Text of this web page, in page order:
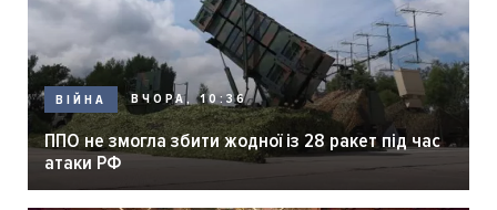
ВІЙНА ВЧОРА, 10:36
ППО не змогла збити жодної із 28 ракет під час
атаки РФ